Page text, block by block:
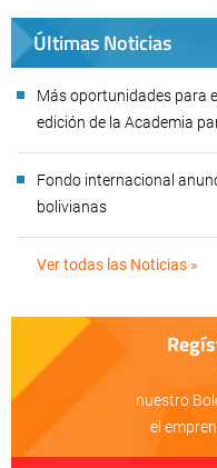
Últimas Noticias
Más oportunidades para
edición de la Academia
Fondo internacional
bolivianas
Ver todas las Noticias »
nuestro
el